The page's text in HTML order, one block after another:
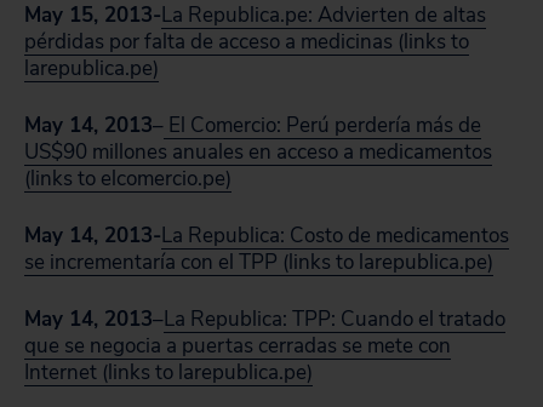
May 15, 2013-La Republica.pe: Advierten de altas
pérdidas por falta de acceso a medicinas (links to
larepublica.pe)
May 14, 2013– El Comercio: Perú perdería más de
US$90 millones anuales en acceso a medicamentos
(links to elcomercio.pe)
May 14, 2013-La Republica: Costo de medicamentos
se incrementaría con el TPP (links to larepublica.pe)
May 14, 2013–La Republica: TPP: Cuando el tratado
que se negocia a puertas cerradas se mete con
Internet (links to larepublica.pe)